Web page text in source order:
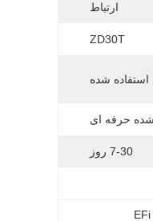
ارتباط
ZD30T
استفاده شده
7-30 روز